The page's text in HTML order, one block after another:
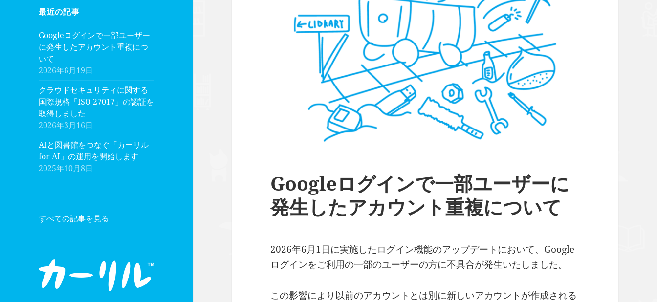
最近の記事
Googleログインで一部ユーザー
に発生したアカウント重複につ
いて
2026年6月19日
クラウドセキュリティに関する
国際規格「ISO 27017」の認証を
取得しました
2026年3月16日
AIと図書館をつなぐ「カーリル
for AI」の運用を開始します
2025年10月8日
すべての記事を見る
Googleログインで一部ユーザーに
発生したアカウント重複について
2026年6月1日に実施したログイン機能のアップデートにおいて、Google
ログインをご利用の一部のユーザーの方に不具合が発生いたしました。
この影響により以前のアカウントとは別に新しいアカウントが作成される